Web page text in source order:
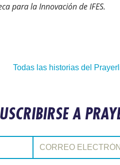
para la Innovación de IFES.
Todas las historias del
A
Correo electrónico: